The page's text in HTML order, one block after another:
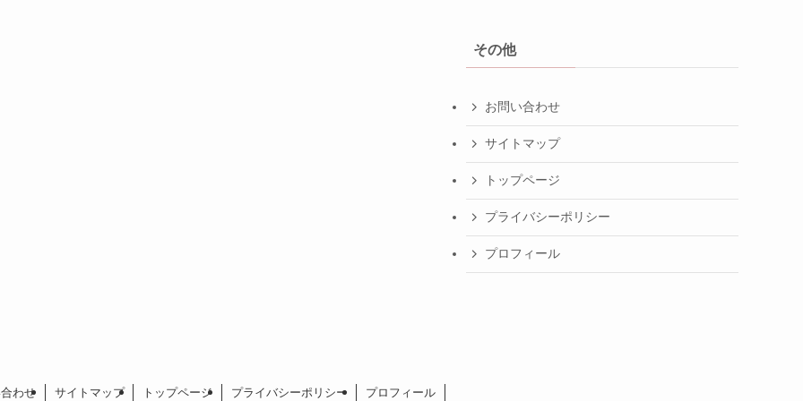
その他
お問い合わせ
サイトマップ
トップページ
プライバシーポリシー
プロフィール
わせ サイトマップ トップページ プライバシーポリシー プロフィール